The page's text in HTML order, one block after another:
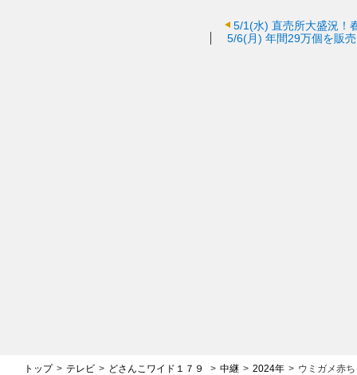
5/1(水) 直売所大盛況！
5/6(月) 年間29万個を販
トップ テレビ どさんこワイド１７９ 中継 2024年 ウミガメ赤